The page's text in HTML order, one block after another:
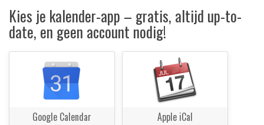
Kies je kalender-app – gratis, altijd up-to-
date, en geen account nodig!
Google Calendar Apple iCal